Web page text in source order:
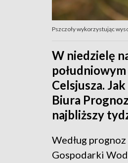
Pszczoły wykorzystując
W niedzielę
Celsjusza.
Biura
najbliższy
Według
Gospodarki